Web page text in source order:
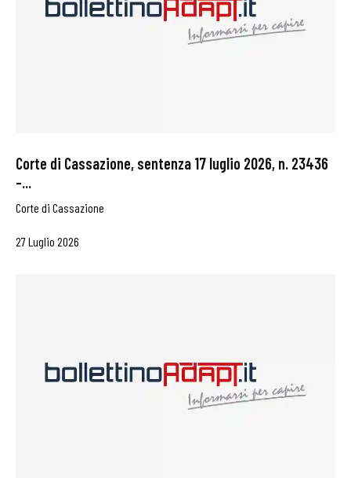
Corte di Cassazione, sentenza 17 luglio 2026, n. 23436
–...
Corte di Cassazione
27 Luglio 2026